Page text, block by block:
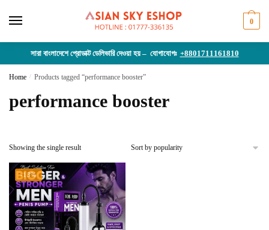
0
সারা বাংলাদেশে প্রোডাক্ট ডেলিভারি দেওয়া হয় – যোগাযোগঃ +8801711161810
Home / Products tagged “performance booster”
performance booster
Showing the single result
-13%